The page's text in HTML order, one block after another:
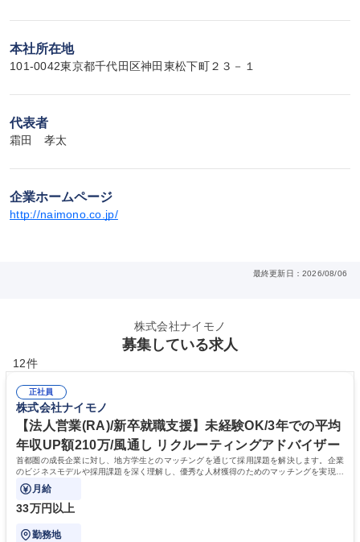
本社所在地
101-0042東京都千代田区神田東松下町２３－１
代表者
霜田　孝太
企業ホームページ
http://naimono.co.jp/
最終更新日：2026/08/06
株式会社ナイモノ
募集している求人
12件
正社員
株式会社ナイモノ
【法人営業(RA)/新卒就職支援】未経験OK/3年での平均
年収UP額210万/風通し リクルーティングアドバイザー
首都圏の成長企業に対し、地方学生とのマッチングを通じて採用課題を解決します。企業
のビジネスモデルや採用課題を深く理解し、優秀な人材獲得のためのマッチングを実現す
るポジションです。※未経験大歓迎です！
月給
33万円以上
勤務地